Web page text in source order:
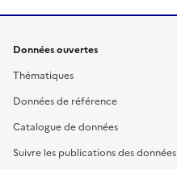
Données ouvertes
Thématiques
Données de référence
Catalogue de données
Suivre les publications des données